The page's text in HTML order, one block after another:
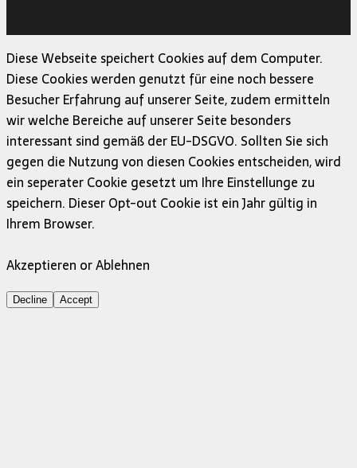
Diese Webseite speichert Cookies auf dem Computer.
Diese Cookies werden genutzt für eine noch bessere
Besucher Erfahrung auf unserer Seite, zudem ermitteln
wir welche Bereiche auf unserer Seite besonders
interessant sind gemäß der EU-DSGVO. Sollten Sie sich
gegen die Nutzung von diesen Cookies entscheiden, wird
ein seperater Cookie gesetzt um Ihre Einstellunge zu
speichern. Dieser Opt-out Cookie ist ein Jahr gültig in
Ihrem Browser.
Akzeptieren or Ablehnen
Decline Accept